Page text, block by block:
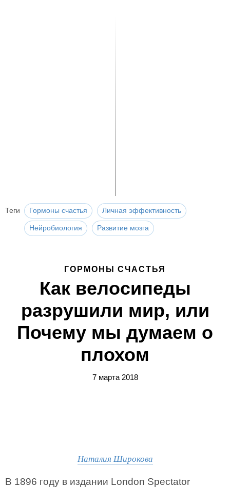
Теги Гормоны счастья Личная эффективность
Нейробиология Развитие мозга
ГОРМОНЫ СЧАСТЬЯ
Как велосипеды
разрушили мир, или
Почему мы думаем о
плохом
7 марта 2018
Наталия Широкова
В 1896 году в издании London Spectator